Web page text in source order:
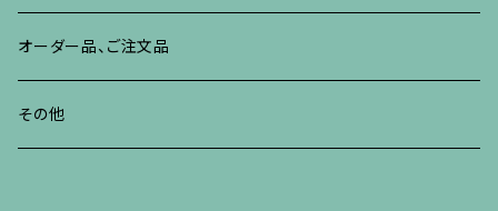
リング
リング
ブレスレット、バングル
ネックレス、ペンダント
リング
オーダー品、ご注文品
その他